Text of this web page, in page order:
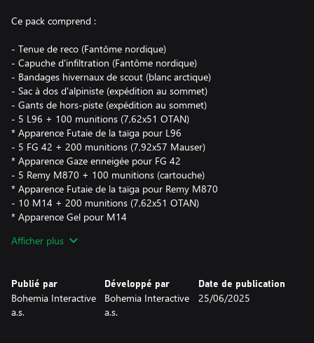
Ce pack comprend :
- Tenue de reco (Fantôme nordique)
- Capuche d'infiltration (Fantôme nordique)
- Bandages hivernaux de scout (blanc arctique)
- Sac à dos d'alpiniste (expédition au sommet)
- Gants de hors-piste (expédition au sommet)
- 5 L96 + 100 munitions (7,62x51 OTAN)
* Apparence Futaie de la taïga pour L96
- 5 FG 42 + 200 munitions (7,92x57 Mauser)
* Apparence Gaze enneigée pour FG 42
- 5 Remy M870 + 100 munitions (cartouche)
* Apparence Futaie de la taïga pour Remy M870
- 10 M14 + 200 munitions (7,62x51 OTAN)
* Apparence Gel pour M14
- 10 grenades fumigènes
- 5 tickets Assurance
- 25 tickets Équipement
- 200 couronnes
Afficher plus
Publié par
Bohemia Interactive
a.s.
Développé par
Bohemia Interactive
a.s.
Date de publication
25/06/2025